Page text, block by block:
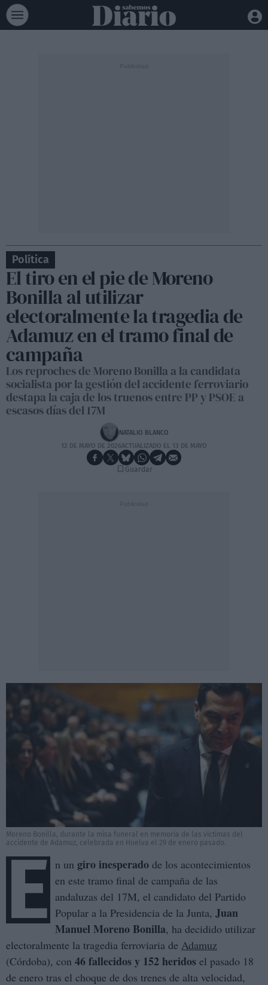
Política
El tiro en el pie de Moreno
Bonilla al utilizar
electoralmente la tragedia de
Adamuz en el tramo final de
campaña
Los reproches de Moreno Bonilla a la candidata
socialista por la gestión del accidente ferroviario
destapa la caja de los truenos entre PP y PSOE a
escasos días del 17M
NATALIO BLANCO
12 DE MAYO DE 2026ACTUALIZADO EL 13 DE MAYO
Guardar
Moreno Bonilla, durante la misa funeral en memoria de las víctimas del
accidente de Adamuz, celebrada en Huelva el 29 de enero pasado.
E n un giro inesperado de los acontecimientos
en este tramo final de campaña de las
andaluzas del 17M, el candidato del Partido
Popular a la Presidencia de la Junta, Juan
Manuel Moreno Bonilla, ha decidido utilizar
electoralmente la tragedia ferroviaria de Adamuz
(Córdoba), con 46 fallecidos y 152 heridos el pasado 18
de enero tras el choque de dos trenes de alta velocidad,